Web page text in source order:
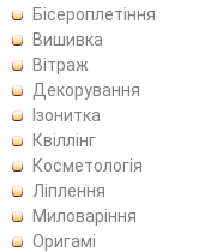
Бісероплетіння
Вишивка
Вітраж
Декорування
Ізонитка
Квіллінг
Косметологія
Ліплення
Миловаріння
Оригамі